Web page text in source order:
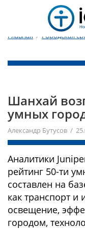
Главная / Городская
Шанхай
умных
Александр Бутусов /
Аналитики
рейтинг 50-ти
составлен на
как транспорт и
освещение,
городом,